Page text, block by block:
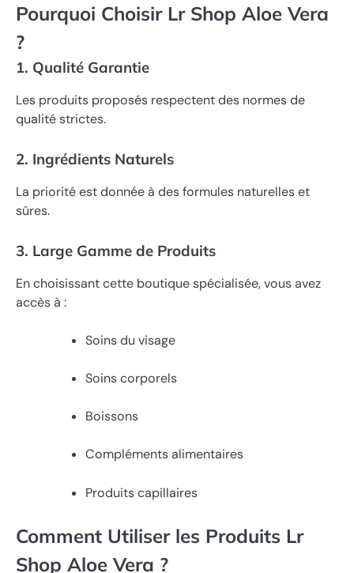
Pourquoi Choisir Lr Shop Aloe Vera
?
1. Qualité Garantie
Les produits proposés respectent des normes de
qualité strictes.
2. Ingrédients Naturels
La priorité est donnée à des formules naturelles et
sûres.
3. Large Gamme de Produits
En choisissant cette boutique spécialisée, vous avez
accès à :
Soins du visage
Soins corporels
Boissons
Compléments alimentaires
Produits capillaires
Comment Utiliser les Produits Lr
Shop Aloe Vera ?